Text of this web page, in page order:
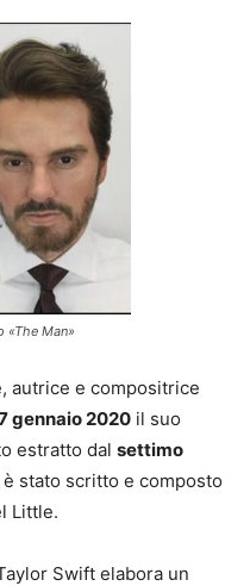
Man»
autrice e compositrice
gennaio 2020 il suo
estratto dal settimo
è stato scritto e composto
Little.
Swift elabora un